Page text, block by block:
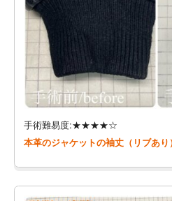
手術難易度:★★★★☆
本革のジャケットの袖丈（リブあ